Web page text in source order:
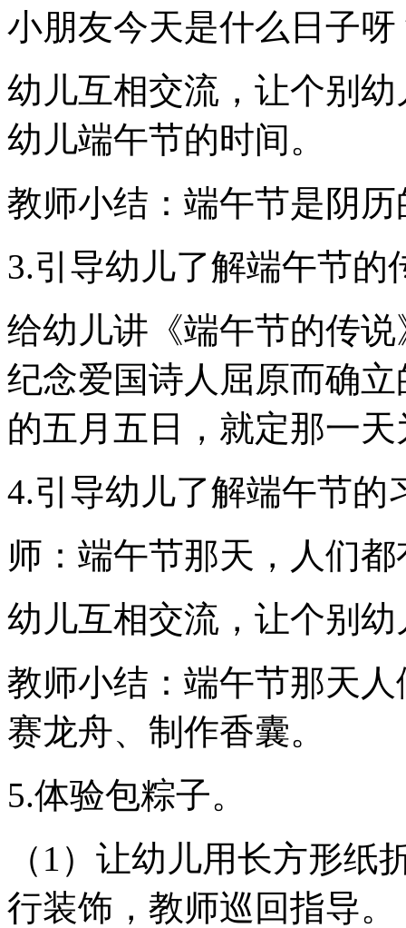
小朋友今天是什么日子呀
幼儿互相交流，让个别
幼儿端午节的时间。
教师小结：端午节是阴
3.引导幼儿了解端午节的
给幼儿讲《端午节的传
纪念爱国诗人屈原而确
的五月五日，就定那一
4.引导幼儿了解端午节的
师：端午节那天，人们
幼儿互相交流，让个别
教师小结：端午节那天
赛龙舟、制作香囊。
5.体验包粽子。
（1）让幼儿用长方形
行装饰，教师巡回指导。